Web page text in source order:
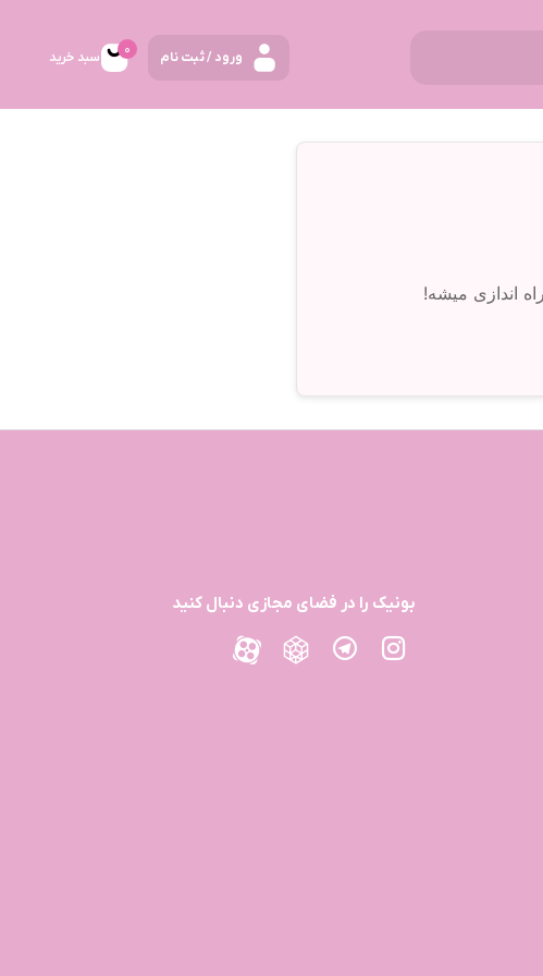
ورود / ثبت نام 0 سبد خرید
اندازی میشه!
بونیک را در فضای مجازی دنبال کنید